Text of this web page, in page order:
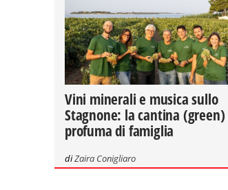
Vini minerali e musica sullo
Stagnone: la cantina (green)
profuma di famiglia
diZaira Conigliaro